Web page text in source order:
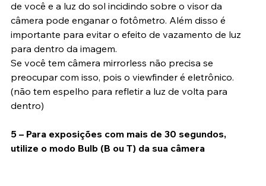
As vezes surgem composições em que o sol está atrás
de você e a luz do sol incidindo sobre o visor da
câmera pode enganar o fotômetro. Além disso é
importante para evitar o efeito de vazamento de luz
para dentro da imagem.
Se você tem câmera mirrorless não precisa se
preocupar com isso, pois o viewfinder é eletrônico.
(não tem espelho para refletir a luz de volta para
5 – Para exposições com mais de 30 segundos,